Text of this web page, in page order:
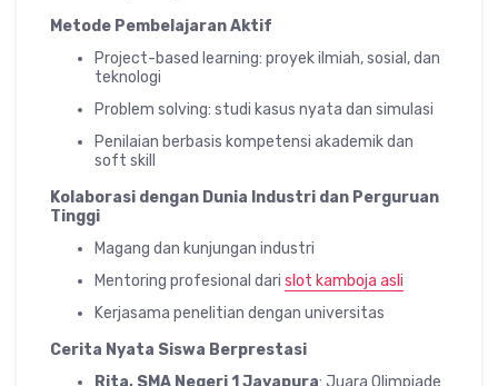
Metode Pembelajaran Aktif
Project-based learning: proyek ilmiah, sosial, dan
teknologi
Problem solving: studi kasus nyata dan simulasi
Penilaian berbasis kompetensi akademik dan
soft skill
Kolaborasi dengan Dunia Industri dan Perguruan
Tinggi
Magang dan kunjungan industri
Mentoring profesional dari slot kamboja asli
Kerjasama penelitian dengan universitas
Cerita Nyata Siswa Berprestasi
Rita, SMA Negeri 1 Jayapura: Juara Olimpiade